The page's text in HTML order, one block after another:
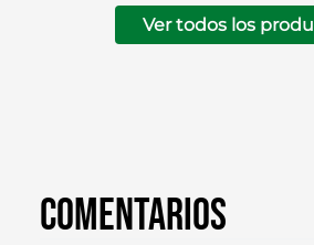
Ver todos los
Comentarios